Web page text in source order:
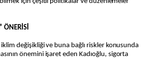
ÖNERİSİ
değişikliği ve buna bağlı riskler konusunda
önemini işaret eden Kadıoğlu, sigorta